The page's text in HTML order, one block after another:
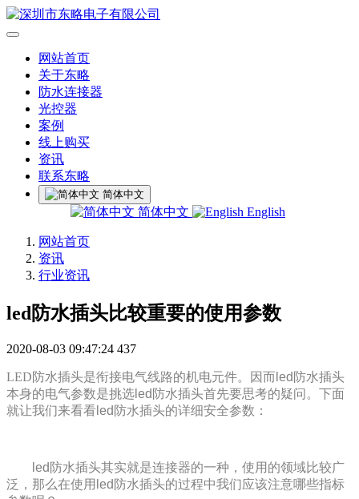
网站首页
关于东略
防水连接器
光控器
案例
线上购买
资讯
联系东略
简体中文
简体中文 English
网站首页
资讯
行业资讯
led防水插头比较重要的使用参数
2020-08-03 09:47:24 437
LED防水插头是衔接电气线路的机电元件。因而led防水插头
本身的电气参数是挑选led防水插头首先要思考的疑问。下面
就让我们来看看led防水插头的详细安全参数：
led防水插头其实就是连接器的一种，使用的领域比较广
泛，那么在使用led防水插头的过程中我们应该注意哪些指标